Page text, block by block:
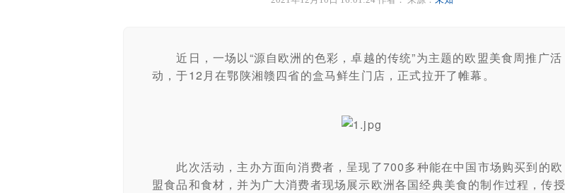
近日，一场以“源自欧洲的色彩，卓越的传统”为主题的欧盟美食周推广活
动，于12月在鄂陕湘赣四省的盒马鲜生门店，正式拉开了帷幕。
此次活动，主办方面向消费者，呈现了700多种能在中国市场购买到的欧
盟食品和食材，并为广大消费者现场展示欧洲各国经典美食的制作过程，传授